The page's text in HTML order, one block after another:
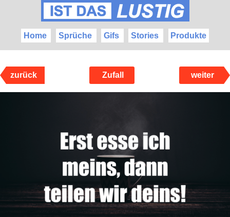
Home Sprüche Gifs Stories Produkte
zurück Zufall weiter